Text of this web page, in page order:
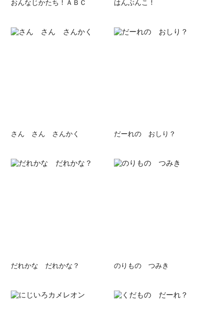
おんなじかたち！ＡＢＣ はんぶんこ！
さん さん さんかく だーれの おしり？
だれかな だれかな？ のりもの つみき